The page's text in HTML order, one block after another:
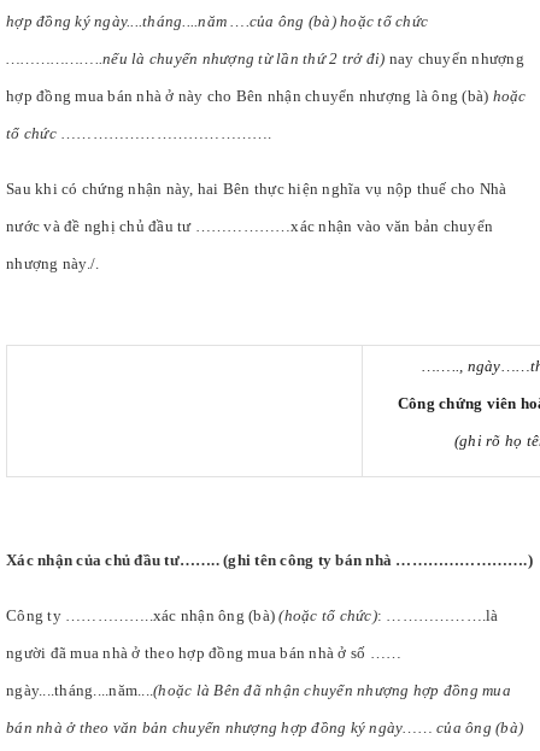
hợp đồng ký ngày....tháng....năm ….của ông (bà) hoặc tổ chức
………………..nếu là chuyển nhượng từ lần thứ 2 trở đi) nay chuyển nhượng
hợp đồng mua bán nhà ở này cho Bên nhận chuyển nhượng là ông (bà) hoặc
tổ chức………………………………….
Sau khi có chứng nhận này, hai Bên thực hiện nghĩa vụ nộp thuế cho Nhà
nước và đề nghị chủ đầu tư ………………xác nhận vào văn bản chuyển
nhượng này./.
……..,
Công chứng viên
(ghi rõ họ
Xác nhận của chủ đầu tư…….. (ghi tên công ty bán nhà …………………….)
Công ty ……………..xác nhận ông (bà)(hoặc tổ chức): ……………….là
người đã mua nhà ở theo hợp đồng mua bán nhà ở số ……
ngày....tháng....năm.... (hoặc là Bên đã nhận chuyển nhượng hợp đồng mua
bán nhà ở theo văn bản chuyển nhượng hợp đồng ký ngày…… của ông (bà)